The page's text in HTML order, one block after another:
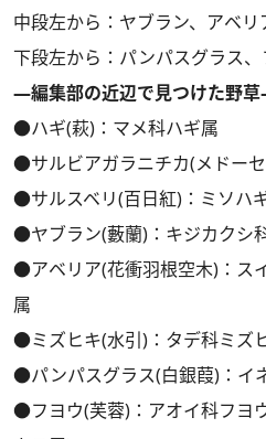
中段左から：ヤブラン、アベリ
下段左から：パンパスグラス
―編集部の近辺で見つけた野
●ハギ(萩)：マメ科ハギ属
●サルビアガラニチカ(メドー
●サルスベリ(百日紅)：ミソハ
●ヤブラン(藪蘭)：キジカクシ
●アベリア(花衝羽根空木)：ス
属
●ミズヒキ(水引)：タデ科ミズ
●パンパスグラス(白銀葭)：イ
●フヨウ(芙蓉)：アオイ科フヨ